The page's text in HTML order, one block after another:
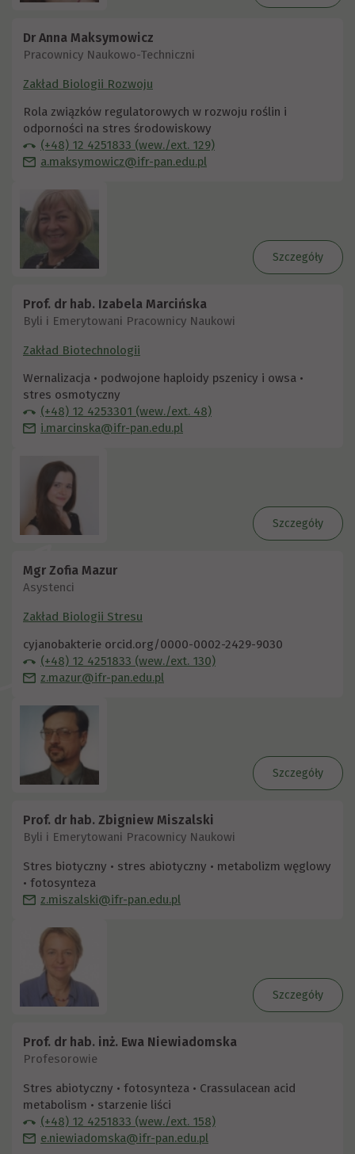
Dr Anna Maksymowicz
Pracownicy Naukowo-Techniczni
Zakład Biologii Rozwoju
Rola związków regulatorowych w rozwoju roślin i
odporności na stres środowiskowy
(+48) 12 4251833 (wew./ext. 129)
a.maksymowicz@ifr-pan.edu.pl
Prof. dr hab. Izabela Marcińska
Byli i Emerytowani Pracownicy Naukowi
Zakład Biotechnologii
Wernalizacja • podwojone haploidy pszenicy i owsa •
stres osmotyczny
Szczegóły
(+48) 12 4253301 (wew./ext. 48)
i.marcinska@ifr-pan.edu.pl
Mgr Zofia Mazur
Asystenci
Zakład Biologii Stresu
cyjanobakterie orcid.org/0000-0002-2429-9030
Szczegóły
(+48) 12 4251833 (wew./ext. 130)
z.mazur@ifr-pan.edu.pl
Prof. dr hab. Zbigniew Miszalski
Byli i Emerytowani Pracownicy Naukowi
Stres biotyczny • stres abiotyczny • metabolizm węglowy
• fotosynteza
Szczegóły
z.miszalski@ifr-pan.edu.pl
Prof. dr hab. inż. Ewa Niewiadomska
Profesorowie
Stres abiotyczny • fotosynteza • Crassulacean acid
metabolism • starzenie liści
Szczegóły
(+48) 12 4251833 (wew./ext. 158)
e.niewiadomska@ifr-pan.edu.pl